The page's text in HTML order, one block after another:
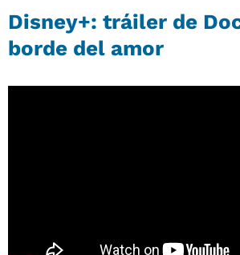
Disney+: tráiler de
borde del amor